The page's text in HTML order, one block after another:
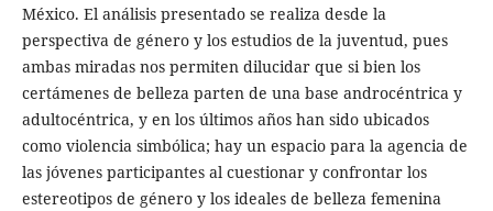
México. El análisis presentado se realiza desde la
perspectiva de género y los estudios de la juventud, pues
ambas miradas nos permiten dilucidar que si bien los
certámenes de belleza parten de una base androcéntrica y
adultocéntrica, y en los últimos años han sido ubicados
como violencia simbólica; hay un espacio para la agencia de
las jóvenes participantes al cuestionar y confrontar los
estereotipos de género y los ideales de belleza femenina